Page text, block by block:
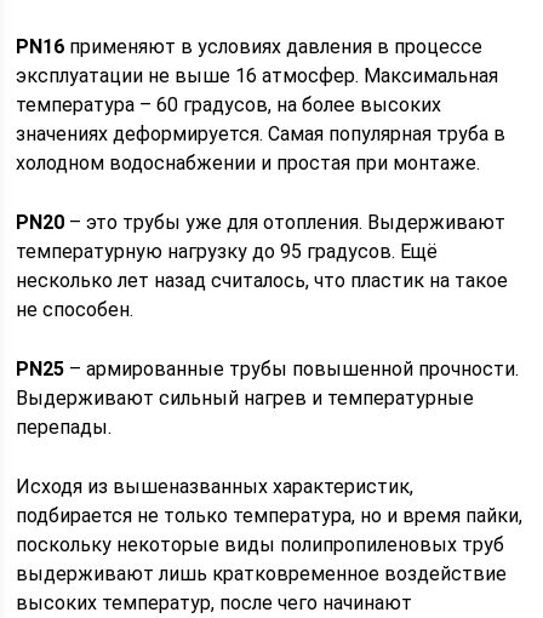
PN16 применяют в условиях давления в процессе
эксплуатации не выше 16 атмосфер. Максимальная
температура – 60 градусов, на более высоких
значениях деформируется. Самая популярная труба в
холодном водоснабжении и простая при монтаже.
PN20 – это трубы уже для отопления. Выдерживают
температурную нагрузку до 95 градусов. Ещё
несколько лет назад считалось, что пластик на такое
не способен.
PN25 – армированные трубы повышенной прочности.
Выдерживают сильный нагрев и температурные
перепады.
Исходя из вышеназванных характеристик,
подбирается не только температура, но и время пайки,
поскольку некоторые виды полипропиленовых труб
выдерживают лишь кратковременное воздействие
высоких температур, после чего начинают